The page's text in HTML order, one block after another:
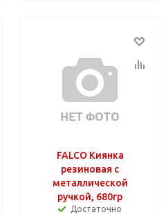
FALCO Киянка
резиновая с
металлической
ручкой, 680гр
Достаточно